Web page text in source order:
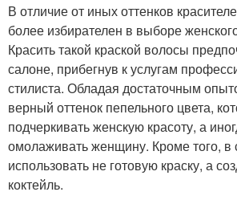
В отличие от иных оттенков
более избирателен в выборе
Красить такой краской волосы
салоне, прибегнув к услугам
стилиста. Обладая достаточным
верный оттенок пепельного цвета,
подчеркивать женскую красоту, а
омолаживать женщину. Кроме того, в
использовать не готовую краску, а
коктейль.